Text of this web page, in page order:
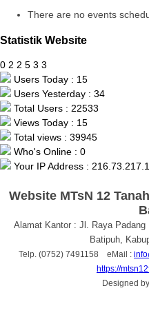
There are no events
Statistik Website
0 2 2 5 3 3
Users Today : 15
Users Yesterday : 34
Total Users : 22533
Views Today : 15
Total views : 39945
Who's Online : 0
Your IP Address :
Website MTsN 12
Alamat Kantor : Jl. Raya Padang
Batipuh,
Telp. (0752) 7491158 eMail :
https://
Designed by